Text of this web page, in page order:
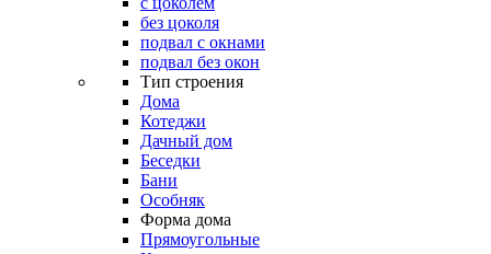
без цоколя
подвал с окнами
подвал без окон
Тип строения
Дома
Котеджи
Дачный дом
Беседки
Бани
Особняк
Форма дома
Прямоугольные